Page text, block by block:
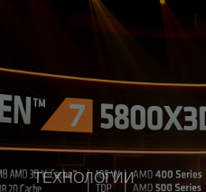
ТЕХНОЛОГИИ